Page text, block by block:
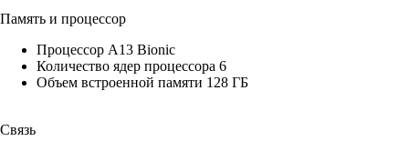
Память и процессор
Процессор A13 Bionic
Количество ядер процессора 6
Объем встроенной памяти 128 ГБ
Связь